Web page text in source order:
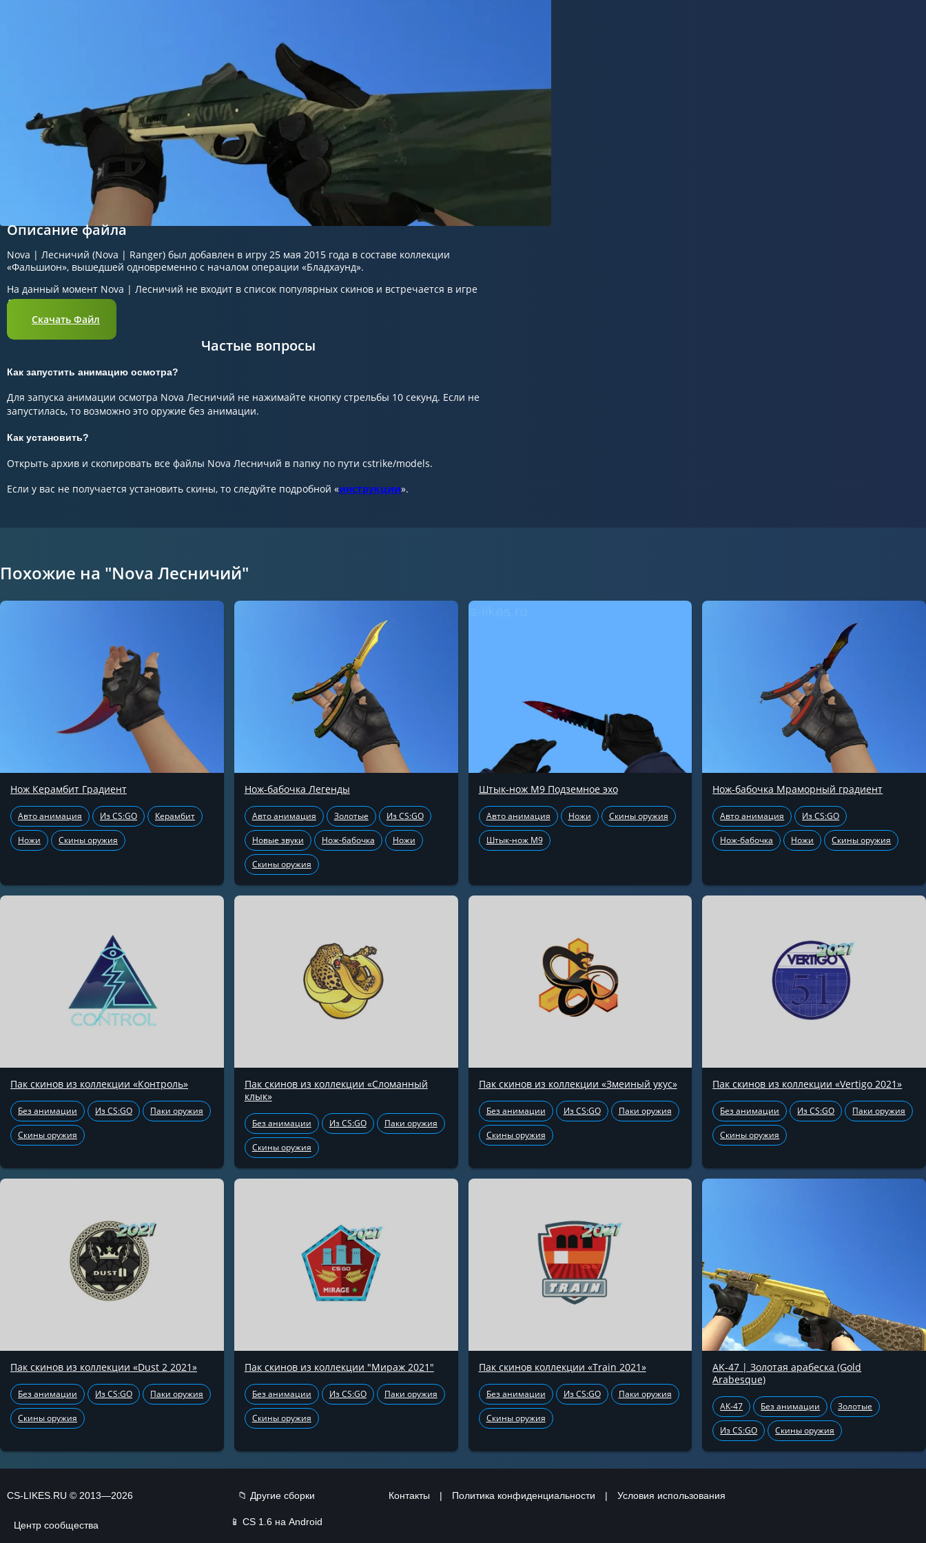
Описание файла
Nova | Лесничий (Nova | Ranger) был добавлен в игру 25 мая 2015 года в составе коллекции
«Фальшион», вышедшей одновременно с началом операции «Бладхаунд».
На данный момент Nova | Лесничий не входит в список популярных скинов и встречается в игре
довольно редко.
Скачать Файл
Частые вопросы
Как запустить анимацию осмотра?
Для запуска анимации осмотра Nova Лесничий не нажимайте кнопку стрельбы 10 секунд. Если не
запустилась, то возможно это оружие без анимации.
Как установить?
Открыть архив и скопировать все файлы Nova Лесничий в папку по пути cstrike/models.
Если у вас не получается установить скины, то следуйте подробной «инструкции».
Похожие на "Nova Лесничий"
Нож Керамбит Градиент
Авто анимация Из CS:GO Керамбит
Ножи Скины оружия
Нож-бабочка Легенды
Авто анимация Золотые Из CS:GO
Новые звуки Нож-бабочка Ножи
Скины оружия
Штык-нож М9 Подземное эхо
Авто анимация Ножи Скины оружия
Штык-нож М9
Нож-бабочка Мраморный градиент
Авто анимация Из CS:GO
Нож-бабочка Ножи Скины оружия
Пак скинов из коллекции «Контроль»
Без анимации Из CS:GO Паки оружия
Скины оружия
Пак скинов из коллекции «Сломанный
клык»
Без анимации Из CS:GO Паки оружия
Скины оружия
Пак скинов из коллекции «Змеиный укус»
Без анимации Из CS:GO Паки оружия
Скины оружия
Пак скинов из коллекции «Vertigo 2021»
Без анимации Из CS:GO Паки оружия
Скины оружия
Пак скинов из коллекции «Dust 2 2021»
Без анимации Из CS:GO Паки оружия
Скины оружия
Пак скинов из коллекции "Мираж 2021"
Без анимации Из CS:GO Паки оружия
Скины оружия
Пак скинов коллекции «Train 2021»
Без анимации Из CS:GO Паки оружия
Скины оружия
AK-47 | Золотая арабеска (Gold
Arabesque)
АК-47 Без анимации Золотые
Из CS:GO Скины оружия
CS-LIKES.RU © 2013—2026
Центр сообщества
📁 Другие сборки
📱 CS 1.6 на Android
Контакты | Политика конфиденциальности | Условия использования